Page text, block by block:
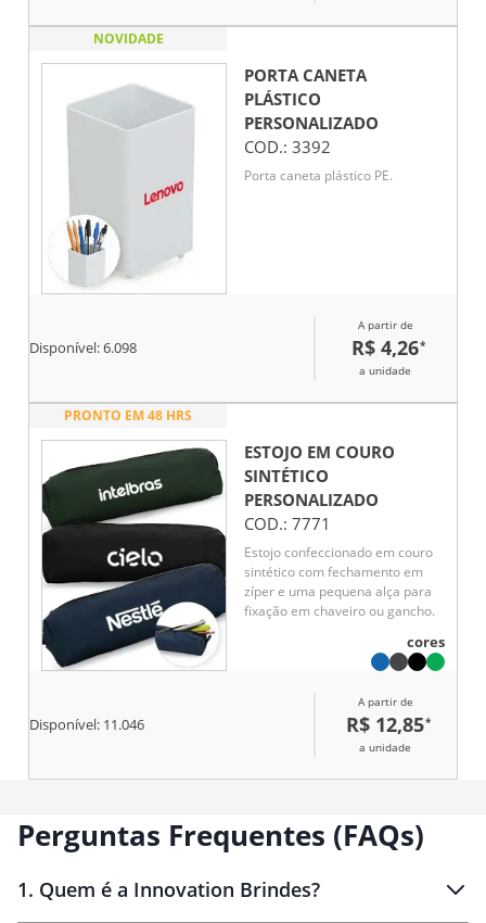
NOVIDADE
PORTA CANETA
PLÁSTICO
PERSONALIZADO
COD.: 3392
Porta caneta plástico PE.
Disponível:6.098
A partir de
R$ 4,26*
a unidade
PRONTO EM 48 HRS
ESTOJO EM COURO
SINTÉTICO
PERSONALIZADO
COD.: 7771
Estojo confeccionado em couro
sintético com fechamento em
zíper e uma pequena alça para
fixação em chaveiro ou gancho.
cores
Disponível: 11.046
A partir de
R$ 12,85*
a unidade
Perguntas Frequentes (FAQs)
1. Quem é a Innovation Brindes?